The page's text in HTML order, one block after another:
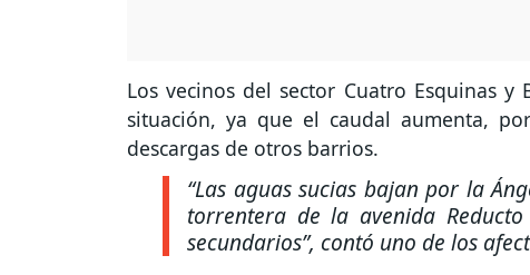
Los vecinos del sector Cuatro Esquinas
situación, ya que el caudal aumenta,
descargas de otros barrios.
“Las aguas sucias bajan por la
torrentera de la avenida
secundarios”, contó uno de los